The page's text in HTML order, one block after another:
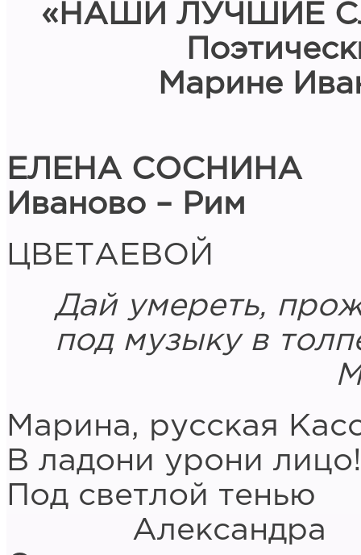
«НАШИ ЛУЧШИЕ
Марине
ЕЛЕНА СОСНИНА
Иваново – Рим
ЦВЕТАЕВОЙ
Дай умереть,
под музыку в
М.
Марина, русская
В ладони урони лицо!
Под светлой тенью
Александра